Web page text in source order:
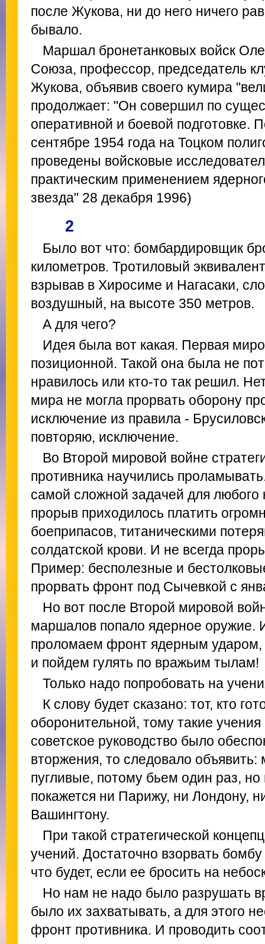
после Жукова, ни до него ничего
бывало.
Маршал бронетанковых войск
Союза, профессор, председатель
Жукова, объявив своего кумира
продолжает: "Он совершил по
оперативной и боевой подготовке.
сентябре 1954 года на Тоцком
проведены войсковые
практическим применением
звезда" 28 декабря 1996)
2
Было вот что: бомбардировщик
километров. Тротиловый
взрывав в Хиросиме и Нагасаки,
воздушный, на высоте 350 метров.
А для чего?
Идея была вот какая. Первая
позиционной. Такой она была не
нравилось или кто-то так решил.
мира не могла прорвать оборону
исключение из правила -
повторяю, исключение.
Во Второй мировой войне
противника научились
самой сложной задачей для
прорыв приходилось платить
боеприпасов, титаническими
солдатской крови. И не всегда
Пример: бесполезные и
прорвать фронт под Сычевкой с
Но вот после Второй мировой
маршалов попало ядерное оружие.
проломаем фронт ядерным ударом,
и пойдем гулять по вражьим тылам!
Только надо попробовать на
К слову будет сказано: тот, кто
оборонительной, тому такие
советское руководство было
вторжения, то следовало
пугливые, потому бьем один раз,
покажется ни Парижу, ни Лондону,
Вашингтону.
При такой стратегической
учений. Достаточно взорвать
что будет, если ее бросить на
Но нам не надо было разрушать
было их захватывать, а для этого
фронт противника. И проводить